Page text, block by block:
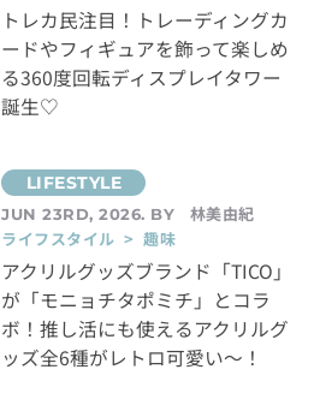
トレカ民注目！トレーディングカ
ードやフィギュアを飾って楽しめ
る360度回転ディスプレイタワー
誕生♡
JUN 23RD, 2026. BY
林美由紀
ライフスタイル > 趣味
アクリルグッズブランド「TICO」
が「モニョチタポミチ」とコラ
ボ！推し活にも使えるアクリルグ
ッズ全6種がレトロ可愛い～！